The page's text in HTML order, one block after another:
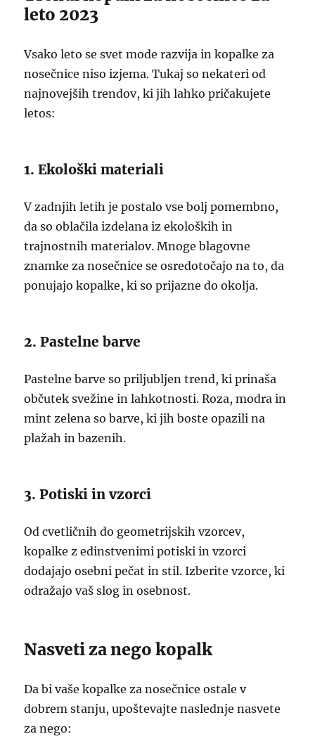
leto 2023
Vsako leto se svet mode razvija in kopalke za
nosečnice niso izjema. Tukaj so nekateri od
najnovejših trendov, ki jih lahko pričakujete
letos:
1. Ekološki materiali
V zadnjih letih je postalo vse bolj pomembno,
da so oblačila izdelana iz ekoloških in
trajnostnih materialov. Mnoge blagovne
znamke za nosečnice se osredotočajo na to, da
ponujajo kopalke, ki so prijazne do okolja.
2. Pastelne barve
Pastelne barve so priljubljen trend, ki prinaša
občutek svežine in lahkotnosti. Roza, modra in
mint zelena so barve, ki jih boste opazili na
plažah in bazenih.
3. Potiski in vzorci
Od cvetličnih do geometrijskih vzorcev,
kopalke z edinstvenimi potiski in vzorci
dodajajo osebni pečat in stil. Izberite vzorce, ki
odražajo vaš slog in osebnost.
Nasveti za nego kopalk
Da bi vaše kopalke za nosečnice ostale v
dobrem stanju, upoštevajte naslednje nasvete
za nego: